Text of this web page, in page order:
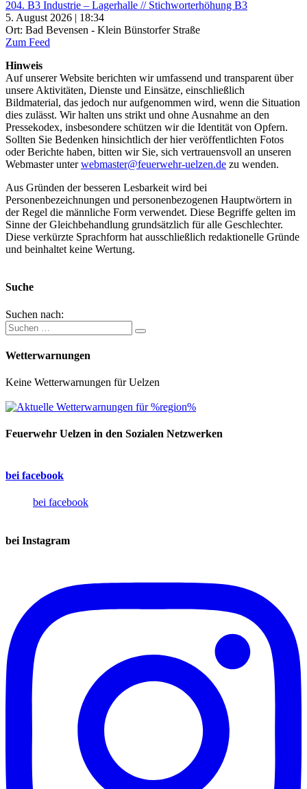
204. B3 Industrie – Lagerhalle // Stichworterhöhung B3
5. August 2026 | 18:34
Ort: Bad Bevensen - Klein Bünstorfer Straße
Zum Feed
Hinweis
Auf unserer Website berichten wir umfassend und transparent über
unsere Aktivitäten, Dienste und Einsätze, einschließlich
Bildmaterial, das jedoch nur aufgenommen wird, wenn die Situation
dies zulässt. Wir halten uns strikt und ohne Ausnahme an den
Pressekodex, insbesondere schützen wir die Identität von Opfern.
Sollten Sie Bedenken hinsichtlich der hier veröffentlichten Fotos
oder Berichte haben, bitten wir Sie, sich vertrauensvoll an unseren
Webmaster unterwebmaster@feuerwehr-uelzen.de zu wenden.
Aus Gründen der besseren Lesbarkeit wird bei
Personenbezeichnungen und personenbezogenen Hauptwörtern in
der Regel die männliche Form verwendet. Diese Begriffe gelten im
Sinne der Gleichbehandlung grundsätzlich für alle Geschlechter.
Diese verkürzte Sprachform hat ausschließlich redaktionelle Gründe
und beinhaltet keine Wertung.
Suche
Suchen nach:
Wetterwarnungen
Keine Wetterwarnungen für Uelzen
Feuerwehr Uelzen in den Sozialen Netzwerken
bei facebook
bei facebook
bei Instagram